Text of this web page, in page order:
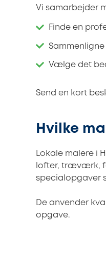
Vi samarbejder
Finde en
Vælge det
Send en kort
Hvilke
Lokale malere i
lofter, træværk,
specialopgaver
De anvender
opgave.